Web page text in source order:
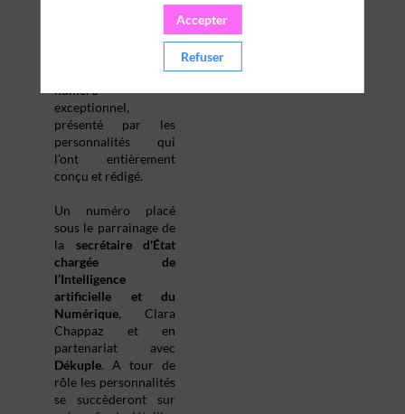
consacre
Découvrez ce
numéro
exceptionnel,
présenté par les
personnalités qui
l’ont entièrement
conçu et rédigé.
Un numéro placé
sous le parrainage de
la secrétaire d'État
chargée de
l’Intelligence
artificielle et du
Numérique, Clara
Chappaz et en
partenariat avec
Dékuple. A tour de
rôle les personnalités
se succèderont sur
Accepter
Refuser